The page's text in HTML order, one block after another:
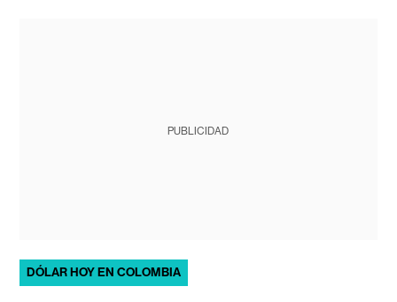
PUBLICIDAD
DÓLAR HOY EN COLOMBIA